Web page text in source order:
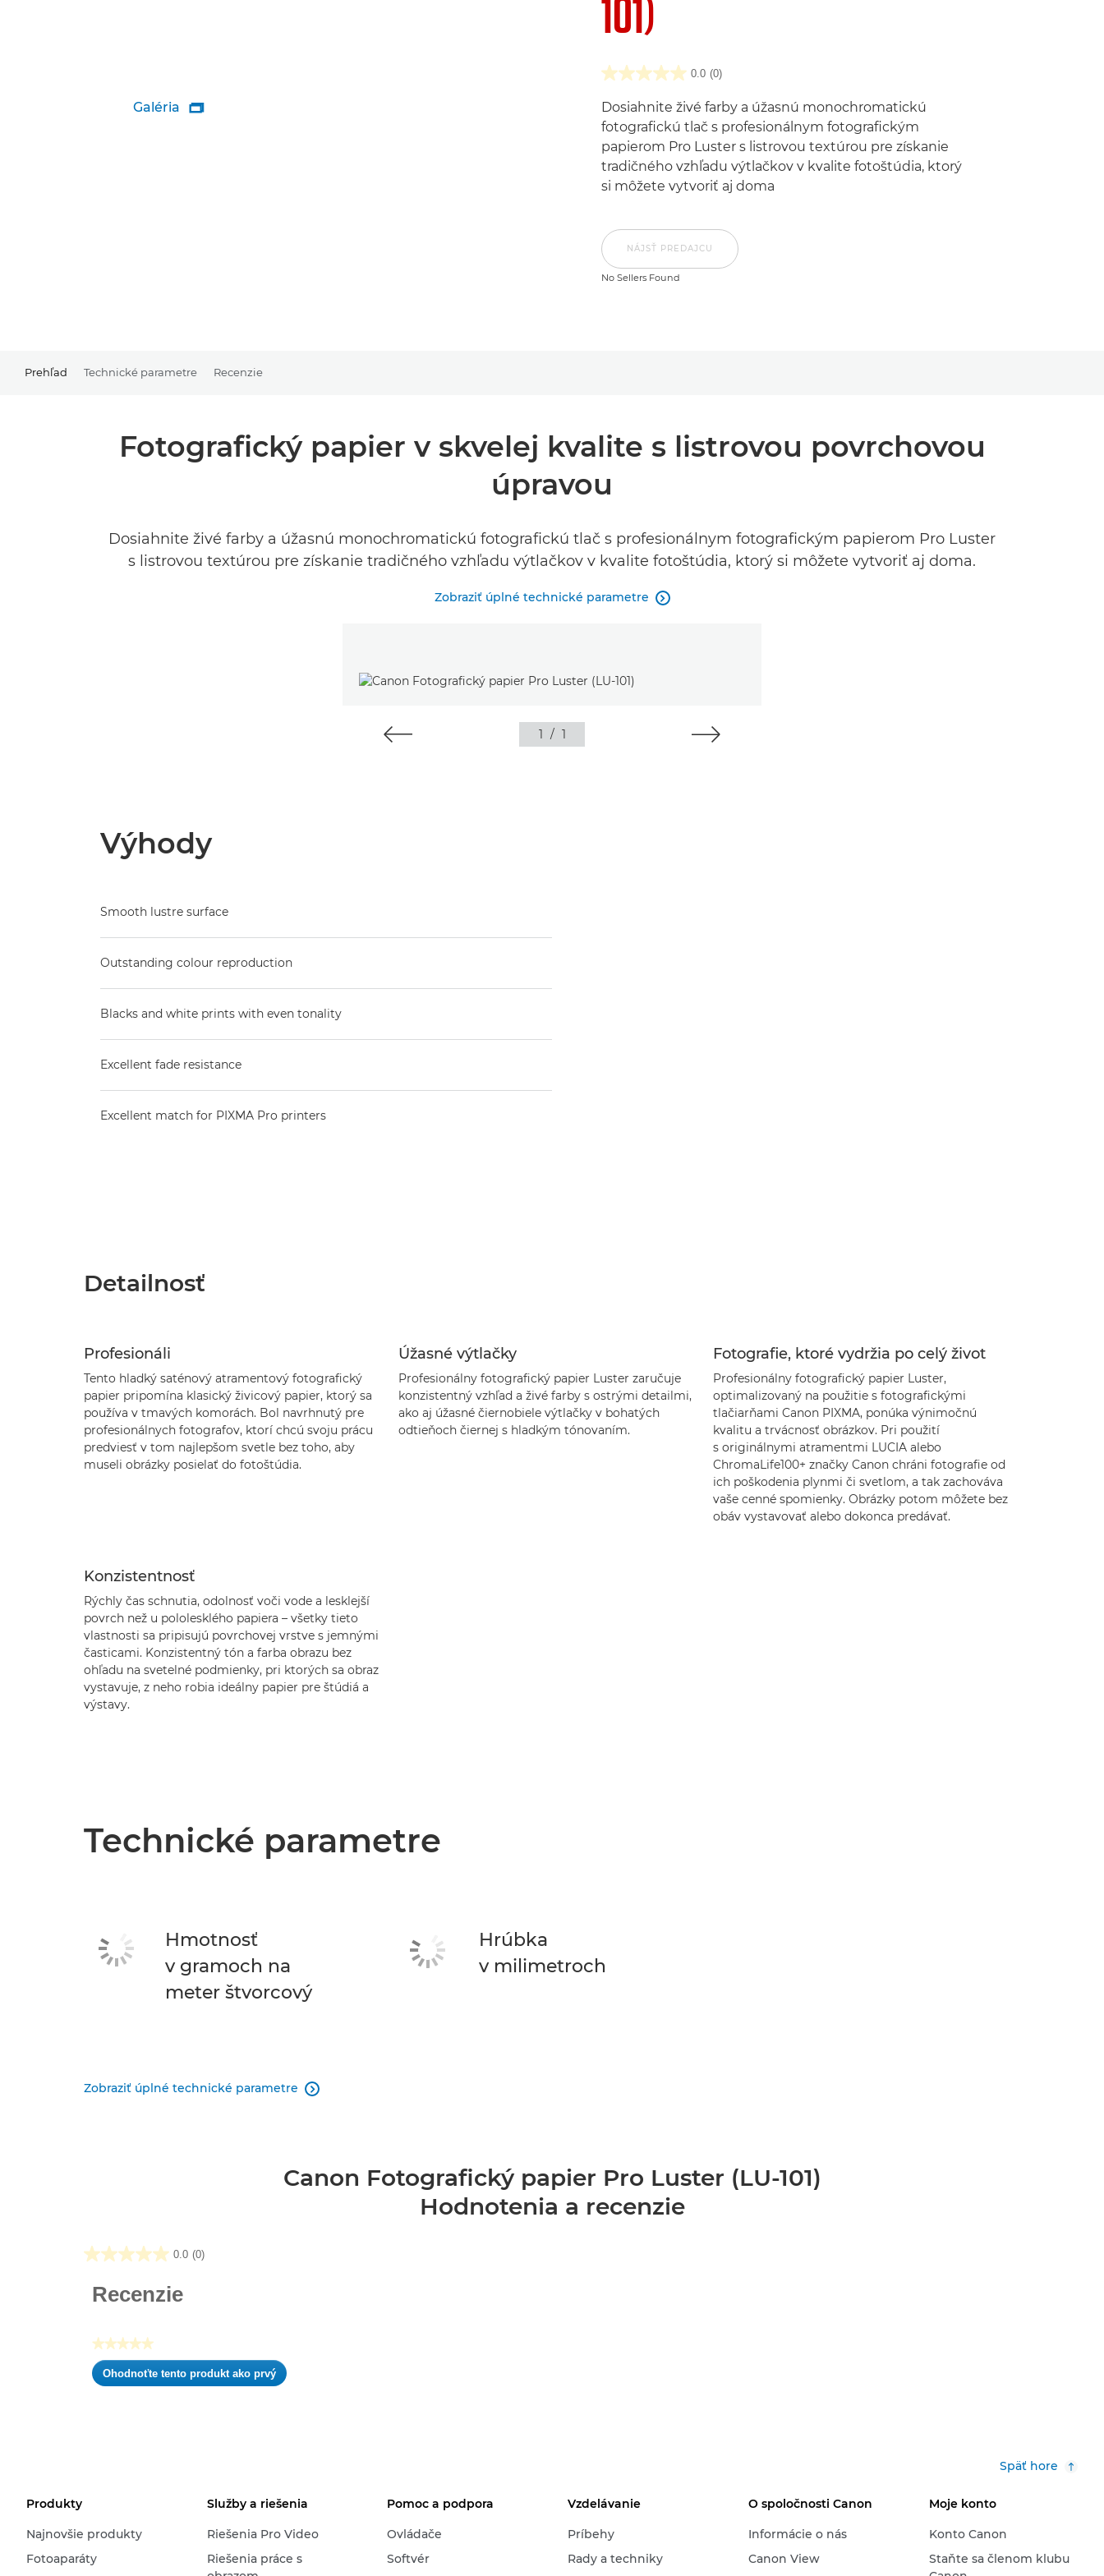
Galéria 
101)
0.0 (0)
Dosiahnite živé farby a úžasnú monochromatickú
fotografickú tlač s profesionálnym fotografickým
papierom Pro Luster s listrovou textúrou pre získanie
tradičného vzhľadu výtlačkov v kvalite fotoštúdia, ktorý
si môžete vytvoriť aj doma
NÁJSŤ PREDAJCU
No Sellers Found
Prehľad Technické parametre Recenzie
Fotografický papier v skvelej kvalite s listrovou povrchovou
úpravou
Dosiahnite živé farby a úžasnú monochromatickú fotografickú tlač s profesionálnym fotografickým papierom Pro Luster
s listrovou textúrou pre získanie tradičného vzhľadu výtlačkov v kvalite fotoštúdia, ktorý si môžete vytvoriť aj doma.
Zobraziť úplné technické parametre 
1 / 1
Výhody
Smooth lustre surface
Outstanding colour reproduction
Blacks and white prints with even tonality
Excellent fade resistance
Excellent match for PIXMA Pro printers
Detailnosť
Profesionáli
Tento hladký saténový atramentový fotografický
papier pripomína klasický živicový papier, ktorý sa
používa v tmavých komorách. Bol navrhnutý pre
profesionálnych fotografov, ktorí chcú svoju prácu
predviesť v tom najlepšom svetle bez toho, aby
museli obrázky posielať do fotoštúdia.
Úžasné výtlačky
Profesionálny fotografický papier Luster zaručuje
konzistentný vzhľad a živé farby s ostrými detailmi,
ako aj úžasné čiernobiele výtlačky v bohatých
odtieňoch čiernej s hladkým tónovaním.
Fotografie, ktoré vydržia po celý život
Profesionálny fotografický papier Luster,
optimalizovaný na použitie s fotografickými
tlačiarňami Canon PIXMA, ponúka výnimočnú
kvalitu a trvácnosť obrázkov. Pri použití
s originálnymi atramentmi LUCIA alebo
ChromaLife100+ značky Canon chráni fotografie od
ich poškodenia plynmi či svetlom, a tak zachováva
vaše cenné spomienky. Obrázky potom môžete bez
obáv vystavovať alebo dokonca predávať.
Konzistentnosť
Rýchly čas schnutia, odolnosť voči vode a lesklejší
povrch než u pololesklého papiera – všetky tieto
vlastnosti sa pripisujú povrchovej vrstve s jemnými
časticami. Konzistentný tón a farba obrazu bez
ohľadu na svetelné podmienky, pri ktorých sa obraz
vystavuje, z neho robia ideálny papier pre štúdiá a
výstavy.
Technické parametre
Hmotnosť
v gramoch na
meter štvorcový
Hrúbka
v milimetroch
Zobraziť úplné technické parametre 
Canon Fotografický papier Pro Luster (LU-101)
Hodnotenia a recenzie
0.0 (0)
0.0
Recenzie
★★★★★
Žiadna
hodnota
Ohodnoťte tento produkt ako prvý
.
Späť hore
Produkty
Najnovšie produkty
Fotoaparáty
Služby a riešenia
Riešenia Pro Video
Riešenia práce s
Pomoc a podpora
Ovládače
Softvér
Vzdelávanie
Príbehy
Rady a techniky
O spoločnosti Canon
Informácie o nás
Canon View
Moje konto
Konto Canon
Staňte sa členom klubu